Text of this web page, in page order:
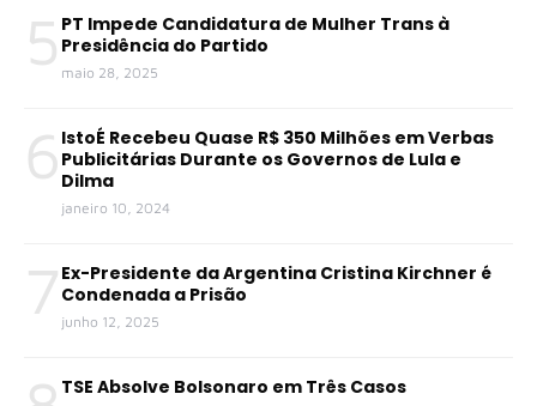
5 PT Impede Candidatura de Mulher Trans à
Presidência do Partido
maio 28, 2025
6 IstoÉ Recebeu Quase R$ 350 Milhões em Verbas
Publicitárias Durante os Governos de Lula e
Dilma
janeiro 10, 2024
7 Ex-Presidente da Argentina Cristina Kirchner é
Condenada a Prisão
junho 12, 2025
TSE Absolve Bolsonaro em Três Casos